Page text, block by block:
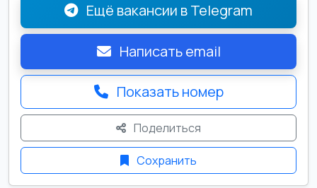
Ещё вакансии в Telegram
Написать email
Показать номер
Поделиться
Сохранить